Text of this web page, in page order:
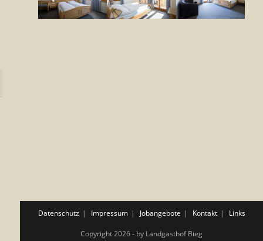
Datenschutz Impressum Jobangebote Kontakt Links
Copyright 2026 - by Landgasthof Bieg